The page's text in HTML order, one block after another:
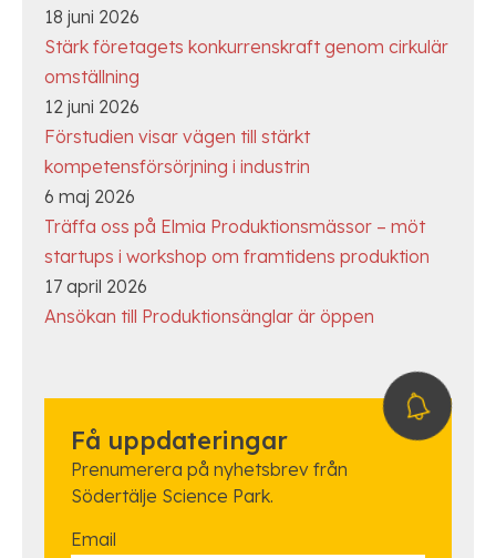
18 juni 2026
Stärk företagets konkurrenskraft genom cirkulär
omställning
12 juni 2026
Förstudien visar vägen till stärkt
kompetensförsörjning i industrin
6 maj 2026
Träffa oss på Elmia Produktionsmässor – möt
startups i workshop om framtidens produktion
17 april 2026
Ansökan till Produktionsänglar är öppen
Få uppdateringar
Prenumerera på nyhetsbrev från
Södertälje Science Park.
Email